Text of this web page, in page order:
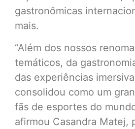
gastronômicas
mais.
“Além dos nossos
temáticos, da
das experiências
consolidou como um
fãs de esportes do
afirmou Casandra Matej,